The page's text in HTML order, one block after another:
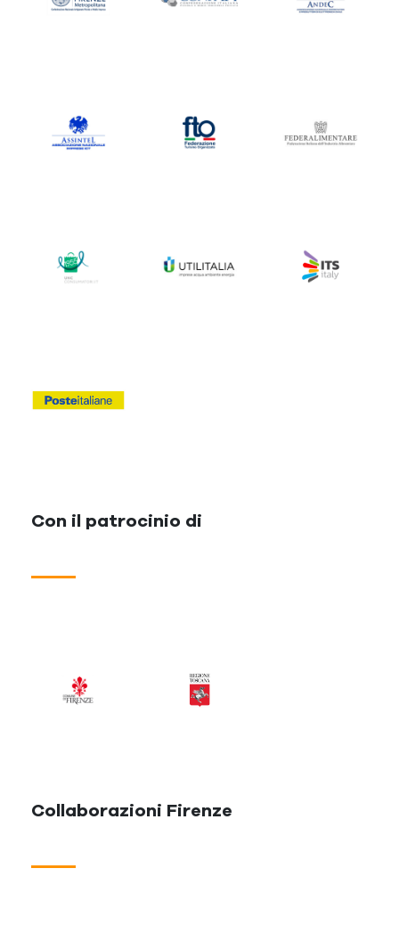
Con il patrocinio di
Collaborazioni Firenze